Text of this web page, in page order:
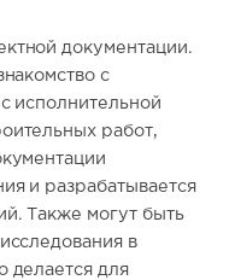
документации.
с
исполнительной
работ,
и разрабатывается
Также могут быть
в
делается для